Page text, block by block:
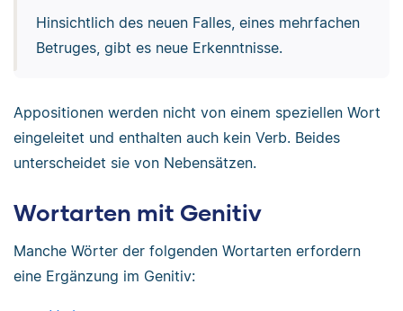
Hinsichtlich des neuen Falles, eines mehrfachen
Betruges, gibt es neue Erkenntnisse.
Appositionen werden nicht von einem speziellen Wort
eingeleitet und enthalten auch kein Verb. Beides
unterscheidet sie von Nebensätzen.
Wortarten mit Genitiv
Manche Wörter der folgenden Wortarten erfordern
eine Ergänzung im Genitiv: